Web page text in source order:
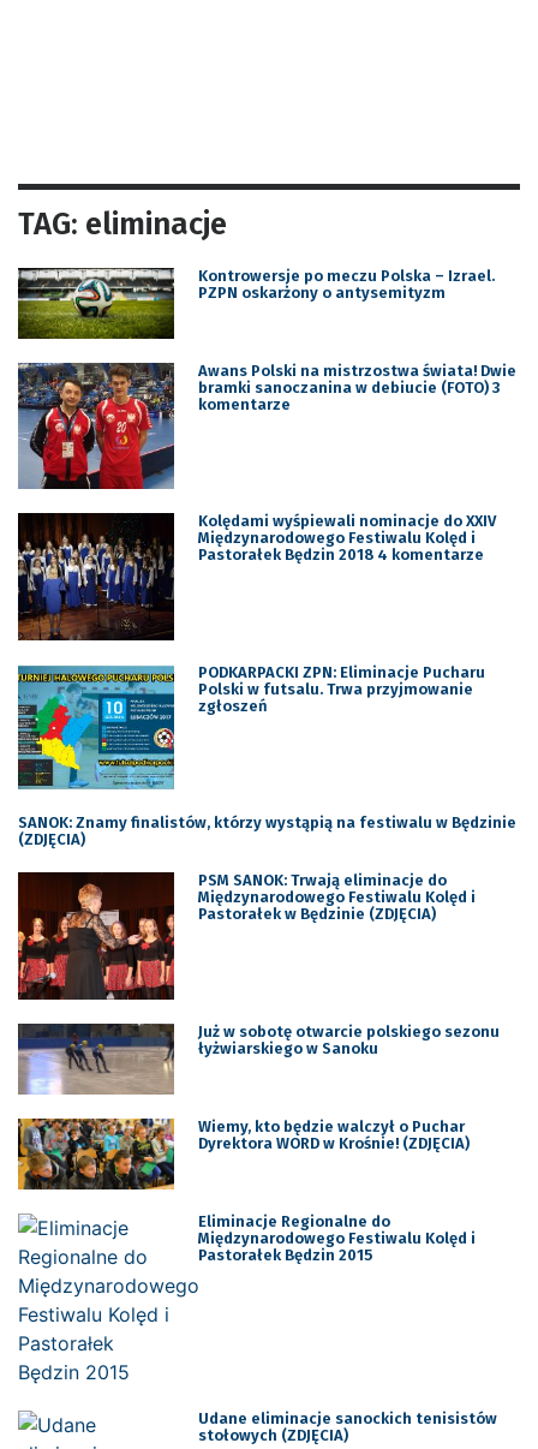
TAG: eliminacje
Kontrowersje po meczu Polska – Izrael.
PZPN oskarżony o antysemityzm
Awans Polski na mistrzostwa świata! Dwie
bramki sanoczanina w debiucie (FOTO) 3
komentarze
Kolędami wyśpiewali nominacje do XXIV
Międzynarodowego Festiwalu Kolęd i
Pastorałek Będzin 2018 4 komentarze
PODKARPACKI ZPN: Eliminacje Pucharu
Polski w futsalu. Trwa przyjmowanie
zgłoszeń
SANOK: Znamy finalistów, którzy wystąpią na festiwalu w Będzinie
(ZDJĘCIA)
PSM SANOK: Trwają eliminacje do
Międzynarodowego Festiwalu Kolęd i
Pastorałek w Będzinie (ZDJĘCIA)
Już w sobotę otwarcie polskiego sezonu
łyżwiarskiego w Sanoku
Wiemy, kto będzie walczył o Puchar
Dyrektora WORD w Krośnie! (ZDJĘCIA)
Eliminacje Regionalne do
Międzynarodowego Festiwalu Kolęd i
Pastorałek Będzin 2015
Udane eliminacje sanockich tenisistów
stołowych (ZDJĘCIA)